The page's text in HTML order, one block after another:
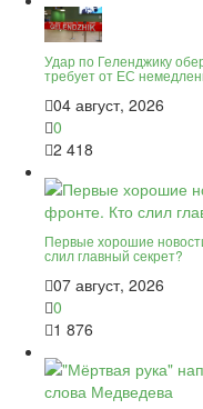
Удар по Геленджику
требует от ЕС
04 август, 2026
0
2 418
Первые хорошие
слил главный секрет?
07 август, 2026
0
1 876